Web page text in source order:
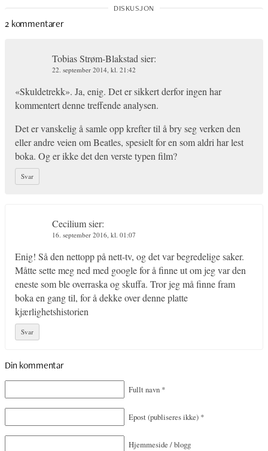
2 kommentarer
Tobias Strøm-Blakstadsier:
22. september 2014, kl. 21:42
«Skuldetrekk». Ja, enig. Det er sikkert derfor ingen har
kommentert denne treffende analysen.
Det er vanskelig å samle opp krefter til å bry seg verken den
eller andre veien om Beatles, spesielt for en som aldri har lest
boka. Og er ikke det den verste typen film?
Svar
Ceciliumsier:
16. september 2016, kl. 01:07
Enig! Så den nettopp på nett-tv, og det var begredelige saker.
Måtte sette meg ned med google for å finne ut om jeg var den
eneste som ble overraska og skuffa. Tror jeg må finne fram
boka en gang til, for å dekke over denne platte
kjærlighetshistorien
Svar
Din kommentar
Fullt navn *
Epost(publiseres ikke) *
Hjemmeside / blogg